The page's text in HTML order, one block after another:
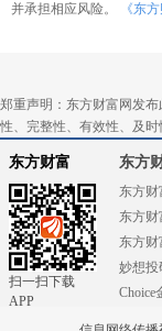
并承担相应风险。
《东
郑重声明：东方财富网发
性、完整性、有效性、及
东方财富
扫一扫下载
APP
东方
东方财
东方财
东方财
妙想投
Choice